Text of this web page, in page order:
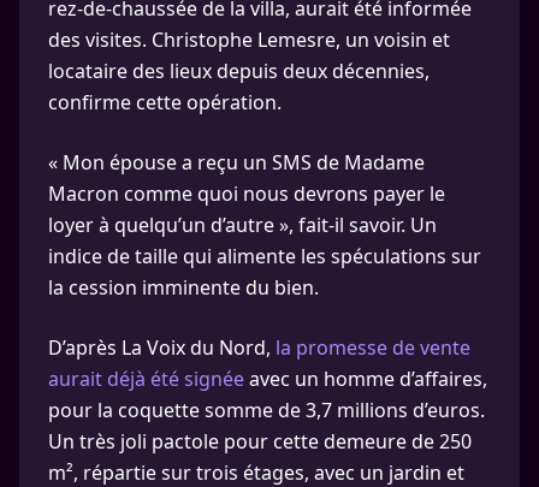
rez-de-chaussée de la villa, aurait été informée
des visites. Christophe Lemesre, un voisin et
locataire des lieux depuis deux décennies,
confirme cette opération.
« Mon épouse a reçu un SMS de Madame
Macron comme quoi nous devrons payer le
loyer à quelqu’un d’autre », fait-il savoir. Un
indice de taille qui alimente les spéculations sur
la cession imminente du bien.
D’après La Voix du Nord, la promesse de vente
aurait déjà été signéeavec un homme d’affaires,
pour la coquette somme de 3,7 millions d’euros.
Un très joli pactole pour cette demeure de 250
m², répartie sur trois étages, avec un jardin et